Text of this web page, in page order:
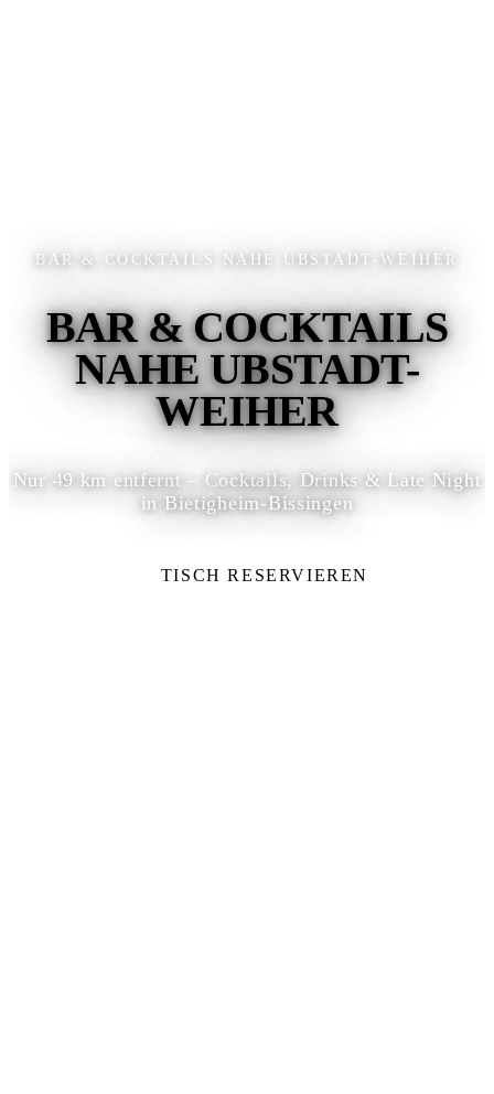
BAR & COCKTAILS NAHE UBSTADT-WEIHER
BAR & COCKTAILS
NAHE UBSTADT-
WEIHER
Nur 49 km entfernt – Cocktails, Drinks & Late Night
in Bietigheim-Bissingen
TISCH RESERVIEREN